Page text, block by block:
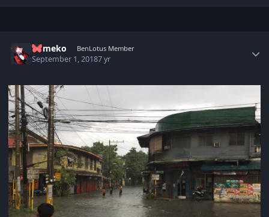
Yumeko BenLotus Member
September 1, 20187 yr